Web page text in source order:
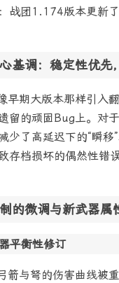
战团1.174版本更新
基调：稳定性优先
早期大版本那样引入
留的顽固Bug上。对
少了高延迟下的“瞬
存档损坏的偶然性错
的微调与新武器属
平衡性修订
与弩的伤害曲线被